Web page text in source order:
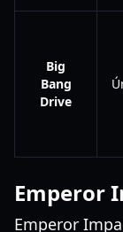
Big
Bang
Drive
Emperor
Emperor